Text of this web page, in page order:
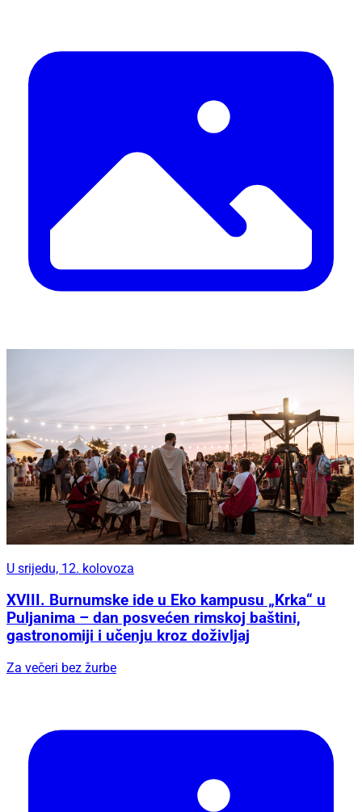
U srijedu, 12. kolovoza
XVIII. Burnumske ide u Eko kampusu „Krka“ u
Puljanima – dan posvećen rimskoj baštini,
gastronomiji i učenju kroz doživljaj
Za večeri bez žurbe